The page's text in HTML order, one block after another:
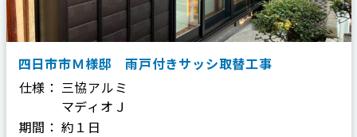
四日市市Ｍ様邸 雨戸付きサッシ取替工事
仕様： 三協アルミ
マディオＪ
期間： 約１日